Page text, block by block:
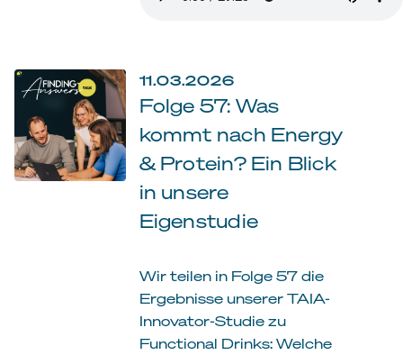
11.03.2026
Folge 57: Was
kommt nach Energy
& Protein? Ein Blick
in unsere
Eigenstudie
Wir teilen in Folge 57 die
Ergebnisse unserer TAIA-
Innovator-Studie zu
Functional Drinks: Welche